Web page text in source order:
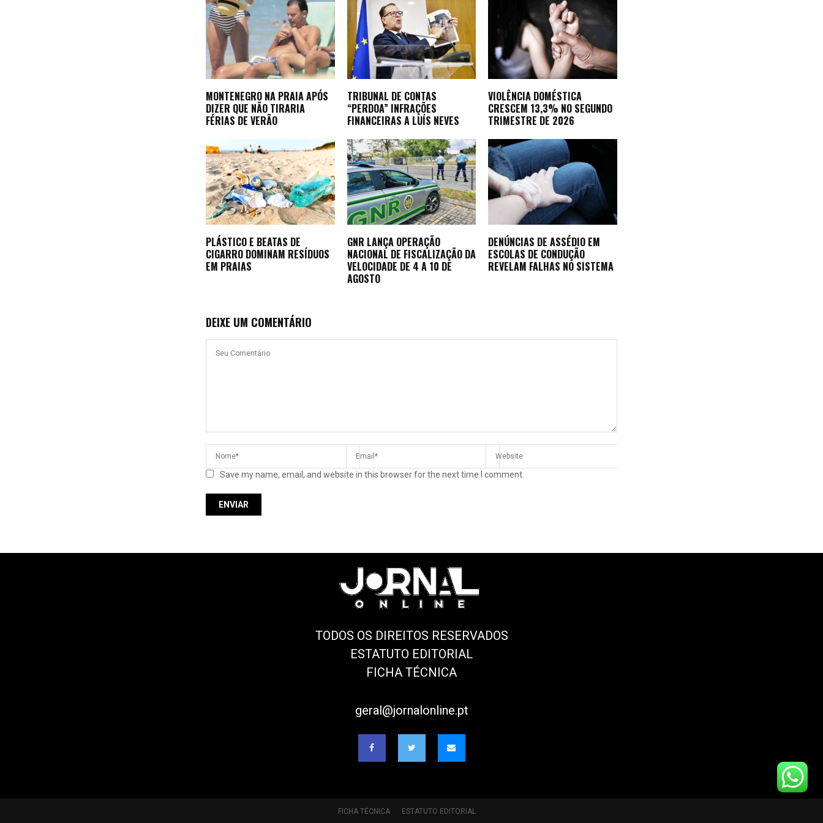
MONTENEGRO NA PRAIA APÓS
DIZER QUE NÃO TIRARIA
FÉRIAS DE VERÃO
TRIBUNAL DE CONTAS
“PERDOA” INFRAÇÕES
FINANCEIRAS A LUÍS NEVES
VIOLÊNCIA DOMÉSTICA
CRESCEM 13,3% NO SEGUNDO
TRIMESTRE DE 2026
PLÁSTICO E BEATAS DE
CIGARRO DOMINAM RESÍDUOS
EM PRAIAS
GNR LANÇA OPERAÇÃO
NACIONAL DE FISCALIZAÇÃO DA
VELOCIDADE DE 4 A 10 DE
AGOSTO
DENÚNCIAS DE ASSÉDIO EM
ESCOLAS DE CONDUÇÃO
REVELAM FALHAS NO SISTEMA
DEIXE UM COMENTÁRIO
Save my name, email, and website in this browser for the next time I comment.
TODOS OS DIREITOS RESERVADOS
ESTATUTO EDITORIAL
FICHA TÉCNICA
geral@jornalonline.pt
FICHA TÉCNICA ESTATUTO EDITORIAL